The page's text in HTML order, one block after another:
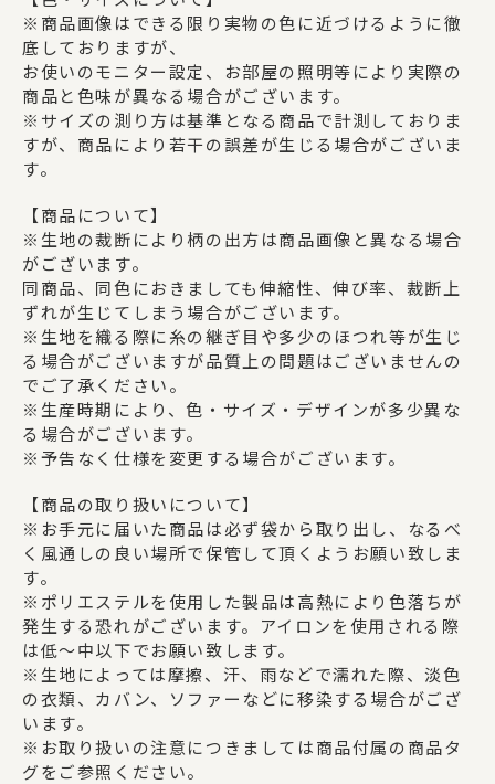
※商品画像はできる限り実物の色に近づけるように徹
底しておりますが、
お使いのモニター設定、お部屋の照明等により実際の
商品と色味が異なる場合がございます。
※サイズの測り方は基準となる商品で計測しておりま
すが、商品により若干の誤差が生じる場合がございま
す。
【商品について】
※生地の裁断により柄の出方は商品画像と異なる場合
がございます。
同商品、同色におきましても伸縮性、伸び率、裁断上
ずれが生じてしまう場合がございます。
※生地を織る際に糸の継ぎ目や多少のほつれ等が生じ
る場合がございますが品質上の問題はございませんの
でご了承ください。
※生産時期により、色・サイズ・デザインが多少異な
る場合がございます。
※予告なく仕様を変更する場合がございます。
【商品の取り扱いについて】
※お手元に届いた商品は必ず袋から取り出し、なるべ
く風通しの良い場所で保管して頂くようお願い致しま
す。
※ポリエステルを使用した製品は高熱により色落ちが
発生する恐れがございます。アイロンを使用される際
は低～中以下でお願い致します。
※生地によっては摩擦、汗、雨などで濡れた際、淡色
の衣類、カバン、ソファーなどに移染する場合がござ
います。
※お取り扱いの注意につきましては商品付属の商品タ
グをご参照ください。